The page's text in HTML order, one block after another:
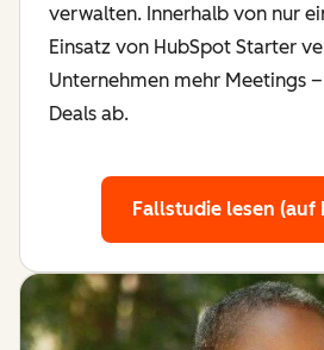
verwalten. Innerhalb von nur
Einsatz von HubSpot Starter
Unternehmen mehr Meetings
Deals ab.
Fallstudie lesen (auf